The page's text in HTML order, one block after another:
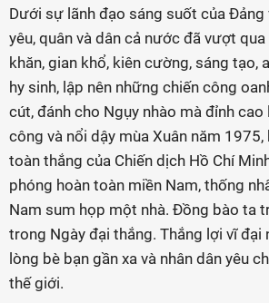
Dưới sự lãnh đạo sáng suốt của Đảng
yêu, quân và dân cả nước đã vượt
khăn, gian khổ, kiên cường, sáng tạo,
hy sinh, lập nên những chiến công
cút, đánh cho Ngụy nhào mà đỉnh
công và nổi dậy mùa Xuân năm
toàn thắng của Chiến dịch Hồ Chí
phóng hoàn toàn miền Nam, thống
Nam sum họp một nhà. Đồng bào ta
trong Ngày đại thắng. Thắng lợi vĩ đại
lòng bè bạn gần xa và nhân dân yêu
thế giới.